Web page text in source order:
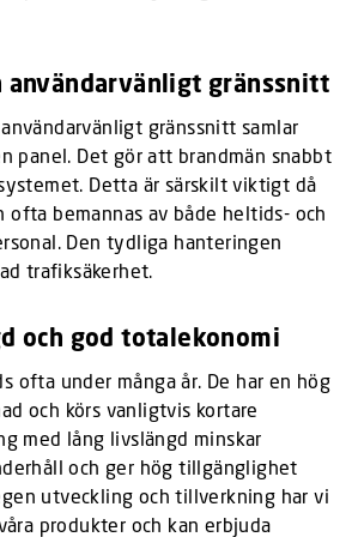
användarvänligt gränssnitt
gränssnitt samlar
panel. Det gör att brandmän snabbt
Detta är särskilt viktigt då
ofta bemannas av både heltids- och
Den tydliga hanteringen
trafiksäkerhet.
och god totalekonomi
ofta under många år. De har en hög
och körs vanligtvis kortare
med lång livslängd minskar
och ger hög tillgänglighet
utveckling och tillverkning har vi
produkter och kan erbjuda